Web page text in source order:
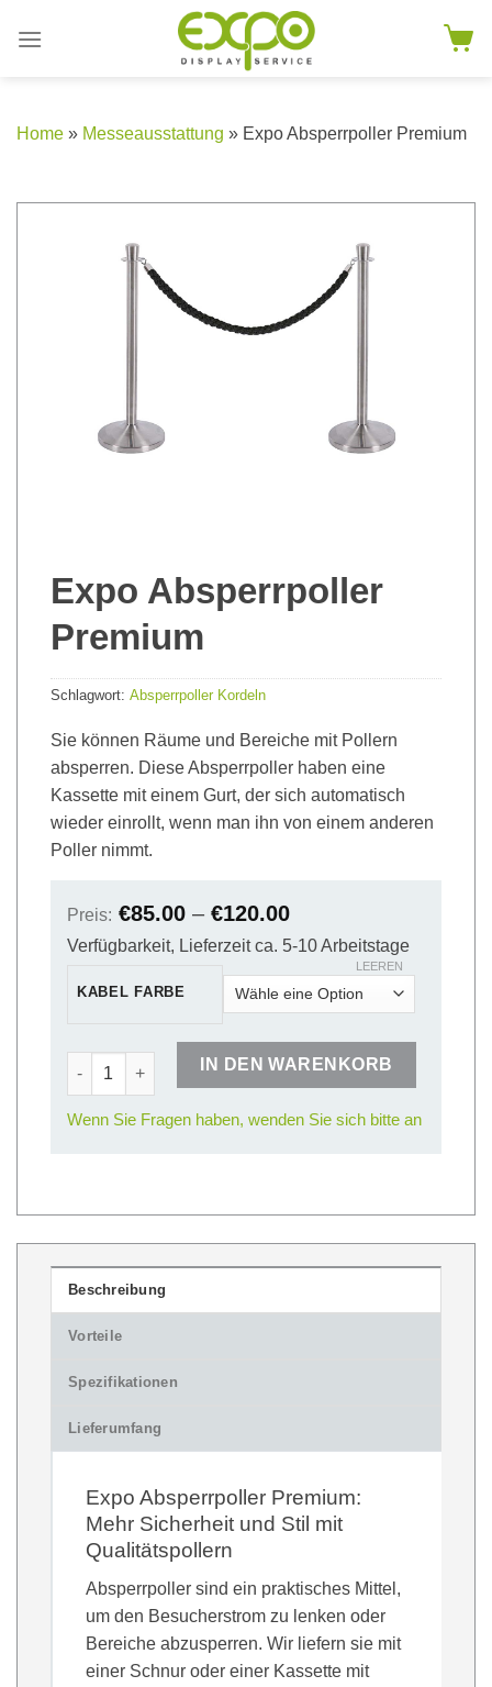
Home » Messeausstattung » Expo Absperrpoller Premium
Expo Absperrpoller
Premium
Schlagwort: Absperrpoller Kordeln
Sie können Räume und Bereiche mit Pollern
absperren. Diese Absperrpoller haben eine
Kassette mit einem Gurt, der sich automatisch
wieder einrollt, wenn man ihn von einem anderen
Poller nimmt.
Preis: €85.00 – €120.00
Verfügbarkeit, Lieferzeit ca. 5-10 Arbeitstage
KABEL FARBE
LEEREN
Expo Absperrpoller Premium Menge
IN DEN WARENKORB
Wenn Sie Fragen haben, wenden Sie sich bitte an
Beschreibung
Vorteile
Spezifikationen
Lieferumfang
Expo Absperrpoller Premium:
Mehr Sicherheit und Stil mit
Qualitätspollern
Absperrpoller sind ein praktisches Mittel,
um den Besucherstrom zu lenken oder
Bereiche abzusperren. Wir liefern sie mit
einer Schnur oder einer Kassette mit